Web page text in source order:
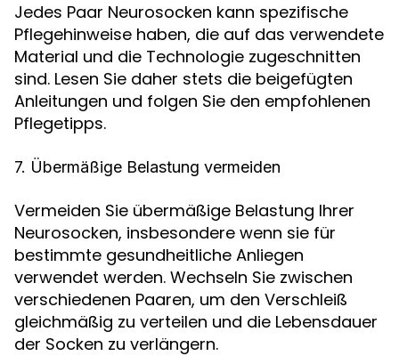
Jedes Paar Neurosocken kann spezifische
Pflegehinweise haben, die auf das verwendete
Material und die Technologie zugeschnitten
sind. Lesen Sie daher stets die beigefügten
Anleitungen und folgen Sie den empfohlenen
Pflegetipps.
7. Übermäßige Belastung vermeiden
Vermeiden Sie übermäßige Belastung Ihrer
Neurosocken, insbesondere wenn sie für
bestimmte gesundheitliche Anliegen
verwendet werden. Wechseln Sie zwischen
verschiedenen Paaren, um den Verschleiß
gleichmäßig zu verteilen und die Lebensdauer
der Socken zu verlängern.